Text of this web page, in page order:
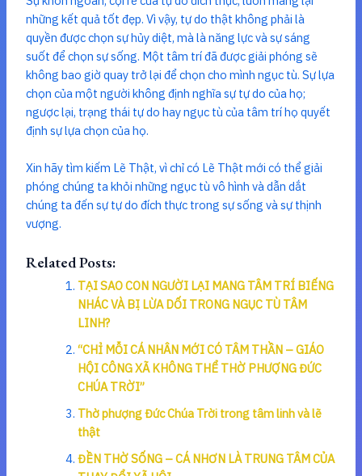
những kết quả tốt đẹp. Vì vậy, tự do thật không phải là
quyền được chọn sự hủy diệt, mà là năng lực và sự sáng
suốt để chọn sự sống. Một tâm trí đã được giải phóng sẽ
không bao giờ quay trở lại để chọn cho mình ngục tù. Sự lựa
chọn của một người không định nghĩa sự tự do của họ;
ngược lại, trạng thái tự do hay ngục tù của tâm trí họ quyết
định sự lựa chọn của họ.
Xin hãy tìm kiếm Lẽ Thật, vì chỉ có Lẽ Thật mới có thể giải
phóng chúng ta khỏi những ngục tù vô hình và dẫn dắt
chúng ta đến sự tự do đích thực trong sự sống và sự thịnh
vượng.
Related Posts:
TẠI SAO CON NGƯỜI LẠI MANG TÂM TRÍ BIẾNG
NHÁC VÀ BỊ LỪA DỐI TRONG NGỤC TÙ TÂM
LINH?
“CHỈ MỖI CÁ NHÂN MỚI CÓ TÂM THẦN – GIÁO
HỘI CÔNG XÃ KHÔNG THỂ THỜ PHƯỢNG ĐỨC
CHÚA TRỜI”
Thờ phượng Đức Chúa Trời trong tâm linh và lẽ
thật
ĐỀN THỜ SỐNG – CÁ NHƠN LÀ TRUNG TÂM CỦA